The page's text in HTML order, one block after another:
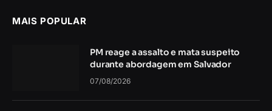
MAIS POPULAR
PM reage a assalto e mata suspeito
durante abordagem em Salvador
07/08/2026